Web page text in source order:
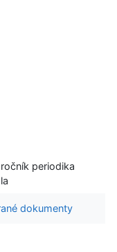
periodika
dokumenty